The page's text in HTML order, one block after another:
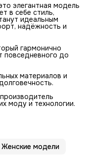
элегантная модель
в себе стиль,
идеальным
надёжность и
гармонично
повседневного до
материалов и
моду и технологии.
Женские модели